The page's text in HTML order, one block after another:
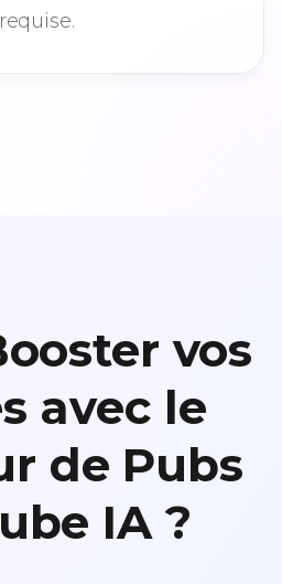
vos
avec le
de Pubs
IA ?